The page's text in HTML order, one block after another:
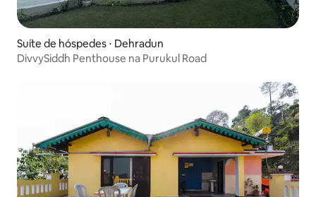
Suíte de hóspedes ⋅ Dehradun
DivvySiddh Penthouse na Purukul Road